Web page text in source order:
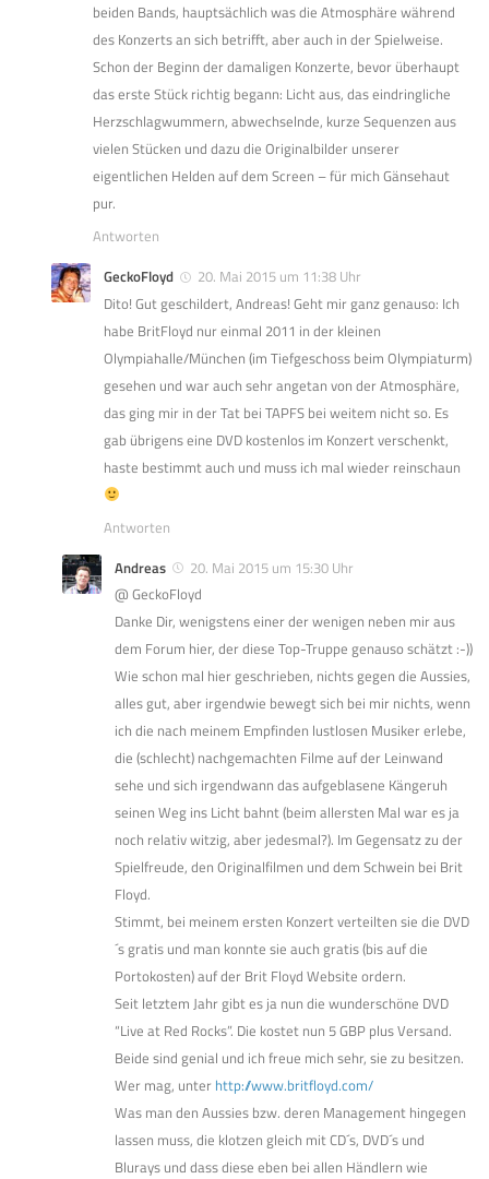
beiden Bands, hauptsächlich was die Atmosphäre während
des Konzerts an sich betrifft, aber auch in der Spielweise.
Schon der Beginn der damaligen Konzerte, bevor überhaupt
das erste Stück richtig begann: Licht aus, das eindringliche
Herzschlagwummern, abwechselnde, kurze Sequenzen aus
vielen Stücken und dazu die Originalbilder unserer
eigentlichen Helden auf dem Screen – für mich Gänsehaut
pur.
Antworten
GeckoFloyd
20. Mai 2015 um 11:38 Uhr
Dito! Gut geschildert, Andreas! Geht mir ganz genauso: Ich
habe BritFloyd nur einmal 2011 in der kleinen
Olympiahalle/München (im Tiefgeschoss beim Olympiaturm)
gesehen und war auch sehr angetan von der Atmosphäre,
das ging mir in der Tat bei TAPFS bei weitem nicht so. Es
gab übrigens eine DVD kostenlos im Konzert verschenkt,
haste bestimmt auch und muss ich mal wieder reinschaun
Antworten
Andreas
20. Mai 2015 um 15:30 Uhr
@ GeckoFloyd
Danke Dir, wenigstens einer der wenigen neben mir aus
dem Forum hier, der diese Top-Truppe genauso schätzt :-))
Wie schon mal hier geschrieben, nichts gegen die Aussies,
alles gut, aber irgendwie bewegt sich bei mir nichts, wenn
ich die nach meinem Empfinden lustlosen Musiker erlebe,
die (schlecht) nachgemachten Filme auf der Leinwand
sehe und sich irgendwann das aufgeblasene Kängeruh
seinen Weg ins Licht bahnt (beim allersten Mal war es ja
noch relativ witzig, aber jedesmal?). Im Gegensatz zu der
Spielfreude, den Originalfilmen und dem Schwein bei Brit
Floyd.
Stimmt, bei meinem ersten Konzert verteilten sie die DVD
´s gratis und man konnte sie auch gratis (bis auf die
Portokosten) auf der Brit Floyd Website ordern.
Seit letztem Jahr gibt es ja nun die wunderschöne DVD
“Live at Red Rocks”. Die kostet nun 5 GBP plus Versand.
Beide sind genial und ich freue mich sehr, sie zu besitzen.
Wer mag, unter http://www.britfloyd.com/
Was man den Aussies bzw. deren Management hingegen
lassen muss, die klotzen gleich mit CD´s, DVD´s und
Blurays und dass diese eben bei allen Händlern wie